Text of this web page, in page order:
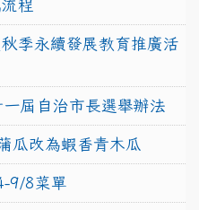
程
季永續發展教育推廣活
屆自治市長選舉辦法
瓜改為蝦香青木瓜
9/8菜單